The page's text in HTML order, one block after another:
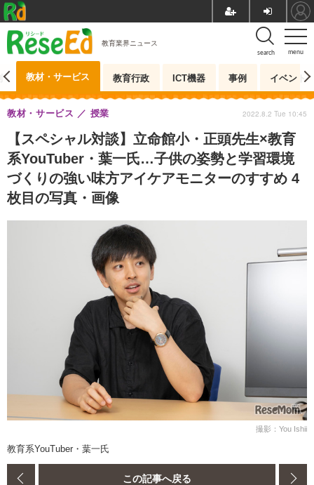
menu
search
教育業界ニュース
教材・サービス 教育行政 ICT機器 事例 イベント
【スペシャル対談】立命館小・正頭先生×教育
系YouTuber・葉一氏…子供の姿勢と学習環境
づくりの強い味方アイケアモニターのすすめ 4
枚目の写真・画像
教材・サービス 授業 2022.8.2 Tue 10:45
撮影：You Ishii
教育系YouTuber・葉一氏
この記事へ戻る